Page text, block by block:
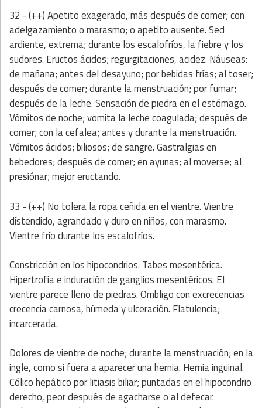
32 - (++)Apetito exagerado, más después de comer; con
adelgazamiento o marasmo; o apetito ausente. Sed
ardiente, extrema; durante los escalofríos, la fiebre y los
sudores. Eructos ácidos; regurgitaciones, acidez. Náuseas:
de mañana; antes del desayuno; por bebidas frías; al toser;
después de comer; durante la menstruación; por fumar;
después de la leche. Sensación de piedra en el estómago.
Vómitos de noche; vomita la leche coagulada; después de
comer; con la cefalea; antes y durante la menstruación.
Vómitos ácidos; biliosos; de sangre. Gastralgias en
bebedores; después de comer; en ayunas; al moverse; al
presiónar; mejor eructando.
33 - (++) No tolera la ropa ceñida en el vientre. Vientre
dístendido, agrandado y duro en niños, con marasmo.
Vientre frío durante los escalofríos.
Constricción en los hipocondrios. Tabes mesentérica.
Hipertrofia e induración de ganglios mesentéricos. El
vientre parece lleno de piedras. Ombligo con excrecencias
crecencia carnosa, húmeda y ulceración. Flatulencia;
incarcerada.
Dolores de vientre de noche; durante la menstruación; en la
ingle, como si fuera a aparecer una hernia. Hernia inguinal.
Cólico hepático por litiasis biliar; puntadas en el hipocondrio
derecho, peor después de agacharse o al defecar.